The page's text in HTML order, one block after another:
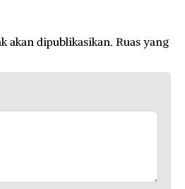
akan dipublikasikan. Ruas yang